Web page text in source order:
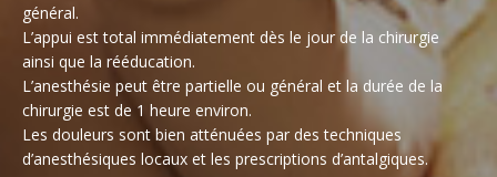
général.
L’appui est total immédiatement dès le jour de la chirurgie
ainsi que la rééducation.
L’anesthésie peut être partielle ou général et la durée de la
chirurgie est de 1 heure environ.
Les douleurs sont bien atténuées par des techniques
d’anesthésiques locaux et les prescriptions d’antalgiques.